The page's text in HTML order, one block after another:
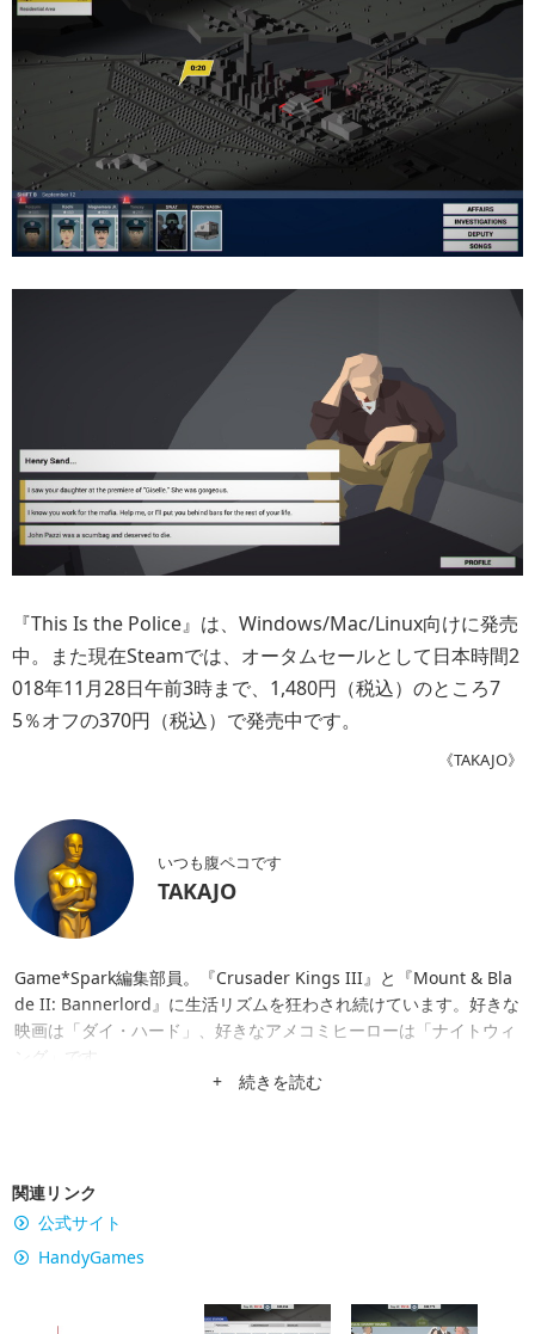
『This Is the Police』は、Windows/Mac/Linux向けに発売
中。また現在Steamでは、オータムセールとして日本時間2
018年11月28日午前3時まで、1,480円（税込）のところ7
5％オフの370円（税込）で発売中です。
《TAKAJO》
いつも腹ペコです
TAKAJO
Game*Spark編集部員。『Crusader Kings III』と『Mount & Bla
de II: Bannerlord』に生活リズムを狂わされ続けています。好きな
映画は「ダイ・ハード」、好きなアメコミヒーローは「ナイトウィ
ング」です。
+ 続きを読む
関連リンク
公式サイト
HandyGames